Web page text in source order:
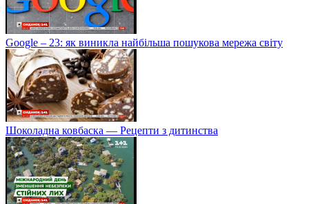
Google – 23: як виникла найбільша пошукова мережа світу
Шоколадна ковбаска — Рецепти з дитинства